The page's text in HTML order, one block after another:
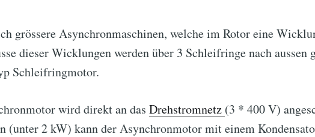
grössere Asynchronmaschinen, welche im Rotor eine
dieser Wicklungen werden über 3 Schleifringe nach aussen
Schleifringmotor.
wird direkt an das Drehstromnetz (3 * 400 V)
(unter 2 kW) kann der Asynchronmotor mit einem